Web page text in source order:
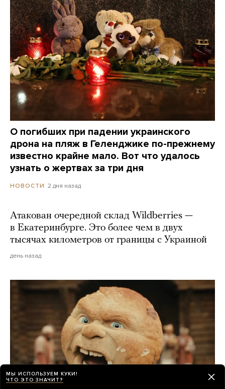
О погибших при падении украинского
дрона на пляж в Геленджике по-прежнему
известно крайне мало. Вот что удалось
узнать о жертвах за три дня
НОВОСТИ 2 дня назад
Атакован очередной склад Wildberries —
в Екатеринбурге. Это более чем в двух
тысячах километров от границы с Украиной
день назад
МЫ ИСПОЛЬЗУЕМ КУКИ!
ЧТО ЭТО ЗНАЧИТ?